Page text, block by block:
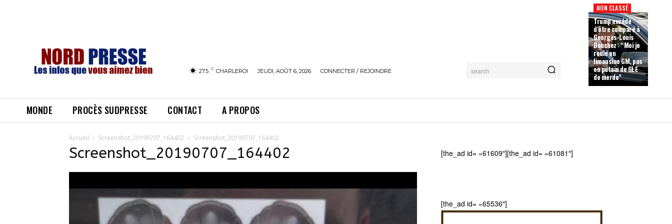
27.5 C CHARLEROI JEUDI, AOÛT 6, 2026 CONNECTER / REJOINDRE search
NON CLASSÉ
Trump excédé
d’être comparé à
Georges-Louis
Bouchez : “Moi je
roule en
limousine GM, pas
en putain de GLE
de merde”
MONDE PROCÈS SUDPRESSE CONTACT A PROPOS
Accueil Screenshot_20190707_164402 Screenshot_20190707_164402
Screenshot_20190707_164402 [the_ad id= »61609″][the_ad id= »61081″]
[the_ad id= »65536″]